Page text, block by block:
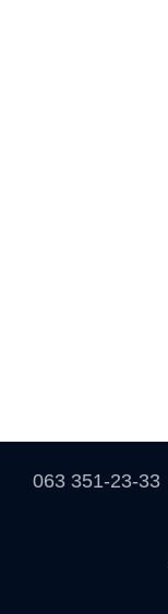
063 351-23-33